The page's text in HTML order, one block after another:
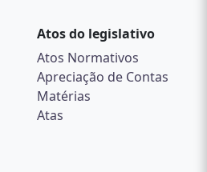
Atos do legislativo
Atos Normativos
Apreciação de Contas
Matérias
Atas